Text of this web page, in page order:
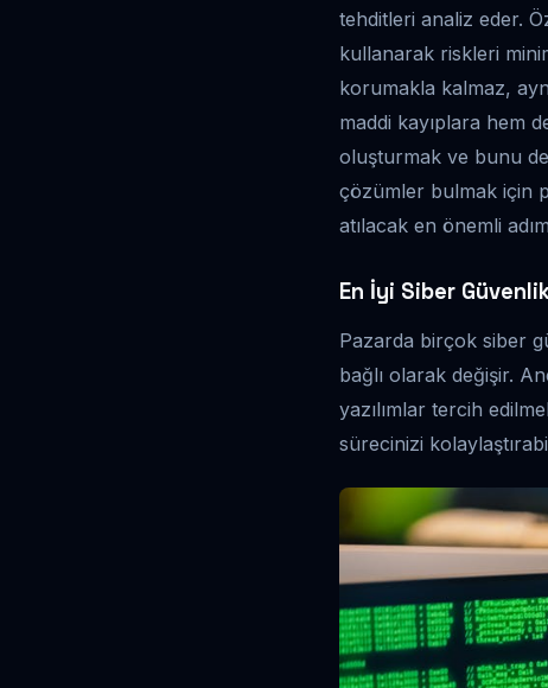
tehditleri analiz eder.
kullanarak riskleri
korumakla kalmaz,
maddi kayıplara hem
oluşturmak ve bunu
çözümler bulmak için
atılacak en önemli
En İyi Siber Güvenlik
Pazarda birçok siber
bağlı olarak değişir.
yazılımlar tercih
sürecinizi